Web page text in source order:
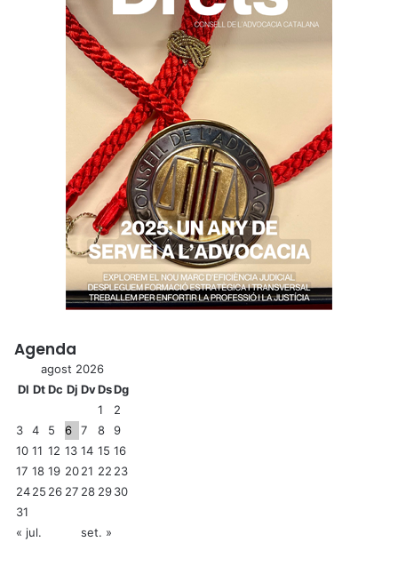
Agenda
agost 2026
Dl DtDc Dj DvDsDg
1
2
3
4 5 6 7 8
9
10 11 12 13 14 15 16
17 18 19 2021 22 23
2425 26 27 28 2930
31
« jul.
set. »